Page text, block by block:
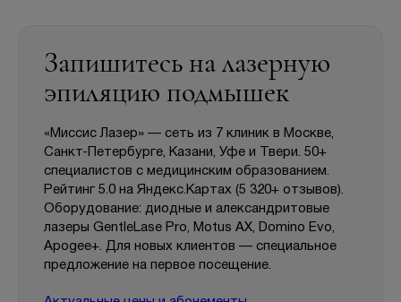
Запишитесь на лазерную
эпиляцию подмышек
«Миссис Лазер» — сеть из 7 клиник в Москве,
Санкт-Петербурге, Казани, Уфе и Твери. 50+
специалистов с медицинским образованием.
Рейтинг 5.0 на Яндекс.Картах (5 320+ отзывов).
Оборудование: диодные и александритовые
лазеры GentleLase Pro, Motus AX, Domino Evo,
Apogee+. Для новых клиентов — специальное
предложение на первое посещение.